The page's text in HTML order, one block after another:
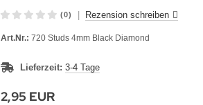
(0) Rezension schreiben
Art.Nr.: 720 Studs 4mm Black Diamond
Lieferzeit: 3-4 Tage
2,95 EUR